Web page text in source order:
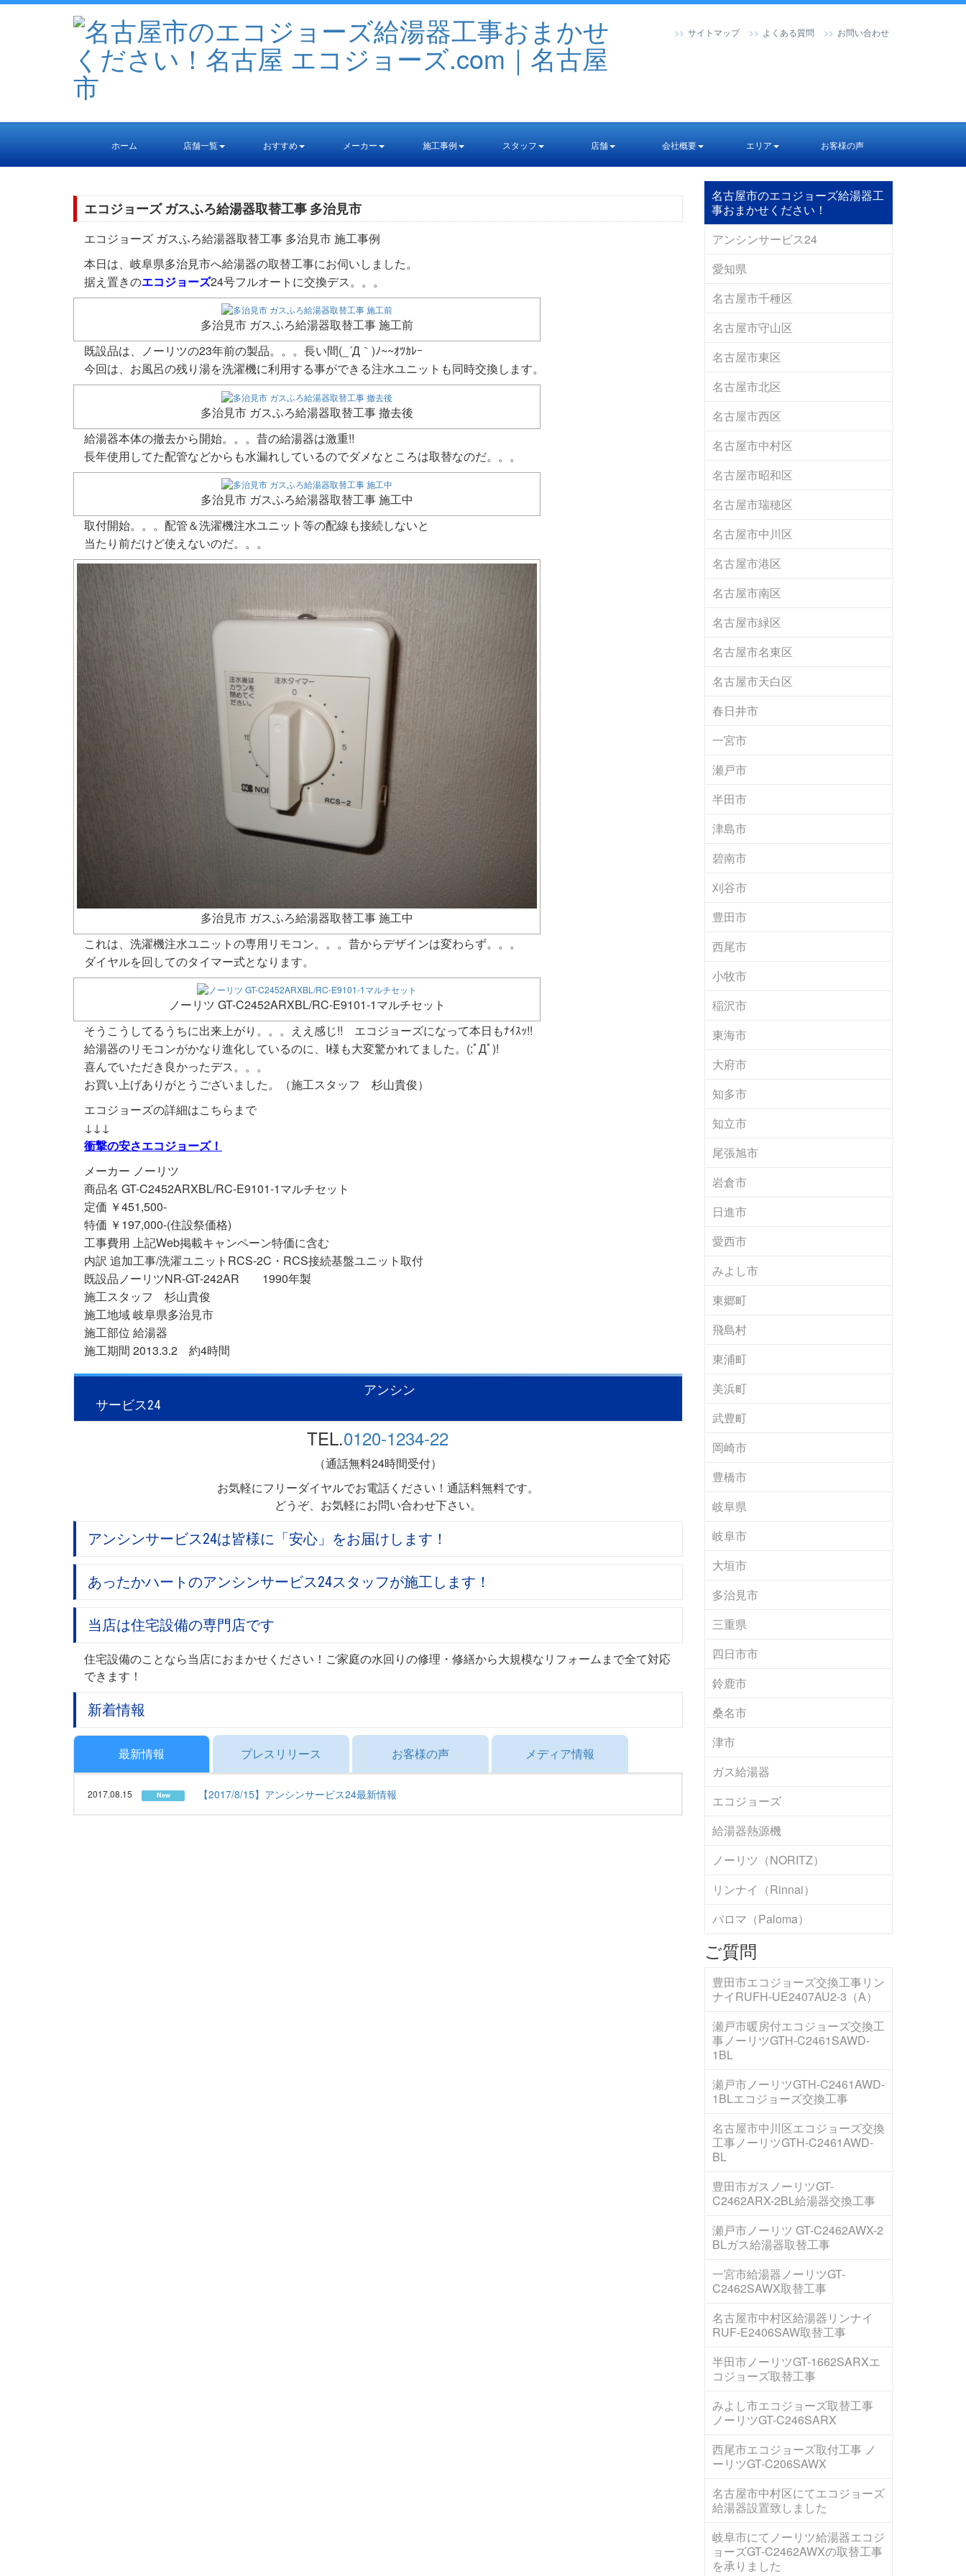
サイトマップ よくある質問 お問い合わせ
ホーム 店舗一覧 おすすめ メーカー 施工事例 スタッフ 店舗 会社概要 エリア お客様の声
エコジョーズ ガスふろ給湯器取替工事 多治見市
エコジョーズ ガスふろ給湯器取替工事 多治見市 施工事例
本日は、岐阜県多治見市へ給湯器の取替工事にお伺いしました。
据え置きのエコジョーズ24号フルオートに交換デス。。。
多治見市 ガスふろ給湯器取替工事 施工前
既設品は、ノーリツの23年前の製品。。。長い間(_´Д｀)ﾉ~~ｵﾂｶﾚｰ
今回は、お風呂の残り湯を洗濯機に利用する事ができる注水ユニットも同時交換します。
多治見市 ガスふろ給湯器取替工事 撤去後
給湯器本体の撤去から開始。。。昔の給湯器は激重!!
長年使用してた配管などからも水漏れしているのでダメなところは取替なのだ。。。
多治見市 ガスふろ給湯器取替工事 施工中
取付開始。。。配管＆洗濯機注水ユニット等の配線も接続しないと
当たり前だけど使えないのだ。。。
多治見市 ガスふろ給湯器取替工事 施工中
これは、洗濯機注水ユニットの専用リモコン。。。昔からデザインは変わらず。。。
ダイヤルを回してのタイマー式となります。
ノーリツ GT-C2452ARXBL/RC-E9101-1マルチセット
そうこうしてるうちに出来上がり。。。ええ感じ!! エコジョーズになって本日もﾅｲｽｯ!!
給湯器のリモコンがかなり進化しているのに、I様も大変驚かれてました。(;ﾟДﾟ)!
喜んでいただき良かったデス。。。
お買い上げありがとうございました。（施工スタッフ 杉山貴俊）
エコジョーズの詳細はこちらまで
↓↓↓
衝撃の安さエコジョーズ！
メーカー ノーリツ
商品名 GT-C2452ARXBL/RC-E9101-1マルチセット
定価 ￥451,500-
特価 ￥197,000-(住設祭価格)
工事費用 上記Web掲載キャンペーン特価に含む
内訳 追加工事/洗濯ユニットRCS-2C・RCS接続基盤ユニット取付
既設品ノーリツNR-GT-242AR 1990年製
施工スタッフ 杉山貴俊
施工地域 岐阜県多治見市
施工部位 給湯器
施工期間 2013.3.2 約4時間
«エコジョーズ ガスふろ給湯器取替工事 名古屋市東区 エコジョーズ ガスふろ給湯器取替工事 豊田市»
アンシン
サービス24
TEL.0120-1234-22
（通話無料24時間受付）
お気軽にフリーダイヤルでお電話ください！通話料無料です。
どうぞ、お気軽にお問い合わせ下さい。
アンシンサービス24は皆様に「安心」をお届けします！
あったかハートのアンシンサービス24スタッフが施工します！
当店は住宅設備の専門店です
住宅設備のことなら当店におまかせください！ご家庭の水回りの修理・修繕から大規模なリフォームまで全て対応
できます！
新着情報
最新情報 プレスリリース お客様の声 メディア情報
2017.08.15 New 【2017/8/15】アンシンサービス24最新情報
名古屋市のエコジョーズ給湯器工
事おまかせください！
アンシンサービス24
愛知県
名古屋市千種区
名古屋市守山区
名古屋市東区
名古屋市北区
名古屋市西区
名古屋市中村区
名古屋市昭和区
名古屋市瑞穂区
名古屋市中川区
名古屋市港区
名古屋市南区
名古屋市緑区
名古屋市名東区
名古屋市天白区
春日井市
一宮市
瀬戸市
半田市
津島市
碧南市
刈谷市
豊田市
西尾市
小牧市
稲沢市
東海市
大府市
知多市
知立市
尾張旭市
岩倉市
日進市
愛西市
みよし市
東郷町
飛島村
東浦町
美浜町
武豊町
岡崎市
豊橋市
岐阜県
岐阜市
大垣市
多治見市
三重県
四日市市
鈴鹿市
桑名市
津市
ガス給湯器
エコジョーズ
給湯器熱源機
ノーリツ（NORITZ）
リンナイ（Rinnai）
パロマ（Paloma）
ご質問
豊田市エコジョーズ交換工事リン
ナイRUFH-UE2407AU2-3（A）
瀬戸市暖房付エコジョーズ交換工
事ノーリツGTH-C2461SAWD-
1BL
瀬戸市ノーリツGTH-C2461AWD-
1BLエコジョーズ交換工事
名古屋市中川区エコジョーズ交換
工事ノーリツGTH-C2461AWD-
BL
豊田市ガスノーリツGT-
C2462ARX-2BL給湯器交換工事
瀬戸市ノーリツ GT-C2462AWX-2
BLガス給湯器取替工事
一宮市給湯器ノーリツGT-
C2462SAWX取替工事
名古屋市中村区給湯器リンナイ
RUF-E2406SAW取替工事
半田市ノーリツGT-1662SARXエ
コジョーズ取替工事
みよし市エコジョーズ取替工事
ノーリツGT-C246SARX
西尾市エコジョーズ取付工事 ノ
ーリツGT-C206SAWX
名古屋市中村区にてエコジョーズ
給湯器設置致しました
岐阜市にてノーリツ給湯器エコジ
ョーズGT-C2462AWXの取替工事
を承りました